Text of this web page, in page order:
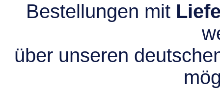
Bestellungen mit
über unseren